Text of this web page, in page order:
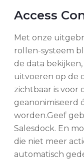
Access
Met onze
rollen-systeem
de data
uitvoeren op de
zichtbaar is voor
geanonimiseerd
worden.Geef
Salesdock. En
die niet meer
automatisch